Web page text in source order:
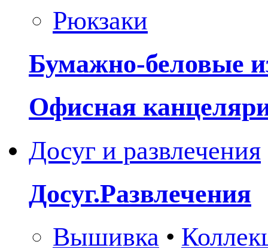
Рюкзаки
Бумажно-беловые
Офисная
Досуг и развлечения
Досуг.Развлечения
Вышивка •